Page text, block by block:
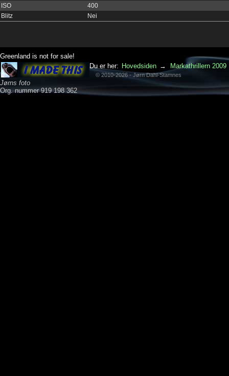
ISO
400
Blitz
Nei
Greenland is not for sale!
Jørns foto
Org. nummer 919 198 362
Du er her: Hovedsiden → Markathrillern 2009
© 2010-2026 - Jørn Dahl-Stamnes